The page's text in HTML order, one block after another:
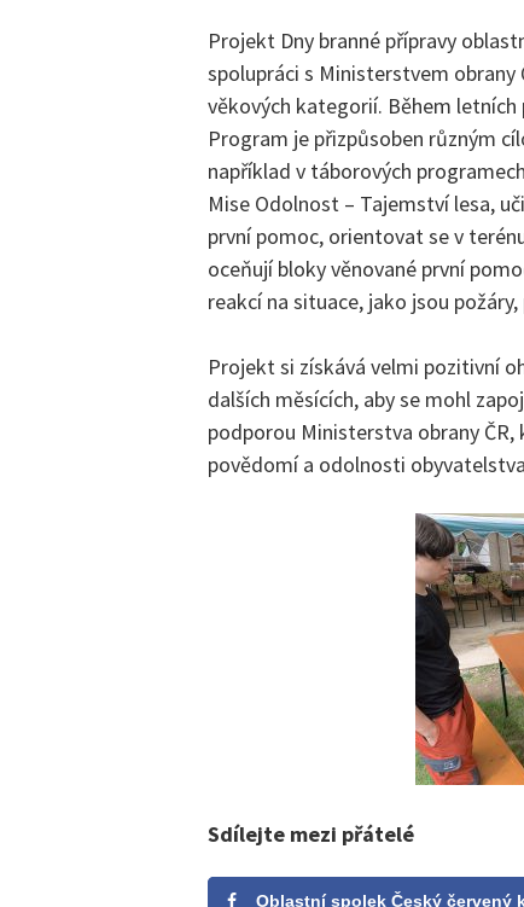
Projekt Dny branné přípravy
spolupráci s Ministerstvem obrany
věkových kategorií. Během
Program je přizpůsoben různým
například v táborových
Mise Odolnost – Tajemství lesa,
první pomoc, orientovat se v
oceňují bloky věnované první
reakcí na situace, jako jsou
Projekt si získává velmi pozitivní
dalších měsících, aby se mohl
podporou Ministerstva obrany
povědomí a odolnosti
Sdílejte mezi přátelé
Oblastní spolek Český červený